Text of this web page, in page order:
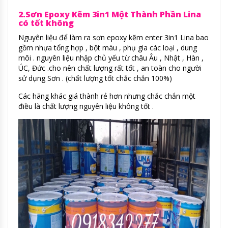
2.Sơn Epoxy Kẽm 3in1 Một Thành Phần Lina
có tốt không
Nguyên liệu để làm ra sơn epoxy kẽm enter 3in1 Lina bao
gồm nhựa tổng hợp , bột màu , phụ gia các loại , dung
môi . nguyên liệu nhập chủ yếu từ châu Âu , Nhật , Hàn ,
ÚC, Đức .cho nên chất lượng rất tốt , an toàn cho người
sử dụng Sơn . (chất lượng tốt chắc chắn 100%)
Các hãng khác giá thành rẻ hơn nhưng chắc chắn một
điều là chất lượng nguyên liệu không tốt .